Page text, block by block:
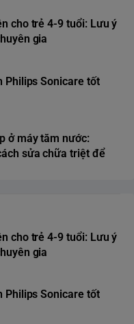
cho trẻ 4-9 tuổi: Lưu ý
gia
Philips Sonicare tốt
ở máy tăm nước:
sửa chữa triệt để
cho trẻ 4-9 tuổi: Lưu ý
gia
Philips Sonicare tốt